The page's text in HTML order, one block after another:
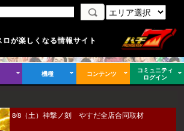
が楽しくなる情報サイト
機種 コンテンツ
コミュニティ
ログイン
8/8（土）神撃ノ刻 やすだ全店合同取材